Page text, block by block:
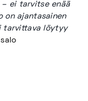
– ei tarvitse enää
on ajantasainen
tarvittava löytyy